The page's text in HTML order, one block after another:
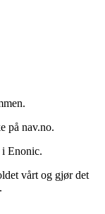
på nav.no.
i Enonic.
vårt og gjør det